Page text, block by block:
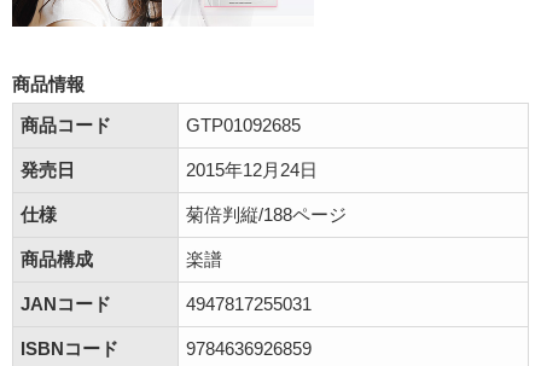
商品情報
商品コード
GTP01092685
発売日 2015年12月24日
仕様 菊倍判縦/188ページ
商品構成 楽譜
JANコード 4947817255031
ISBNコード 9784636926859